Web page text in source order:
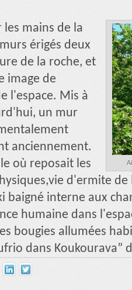
les mains de la
érigés deux
de la roche, et
image de
l'espace. Mis à
un mur
anciennement.
où reposait les
d'ermite
baigné interne aux
humaine dans
bougies allumées
dans Koukourava”